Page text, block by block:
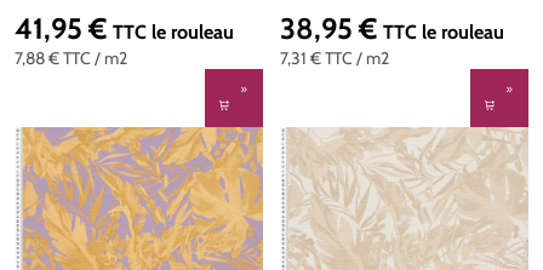
Réf. AS-791083
7,88 €TTC / m2
Prix régulier :
41,95 € TTC le rouleau
Réf. AS-790635
7,31 €TTC / m2
Prix régulier :
38,95 € TTC le rouleau